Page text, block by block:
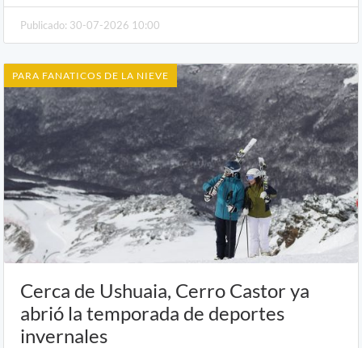
Publicado: 30-07-2026 10:00
PARA FANATICOS DE LA NIEVE
Cerca de Ushuaia, Cerro Castor ya
abrió la temporada de deportes
invernales